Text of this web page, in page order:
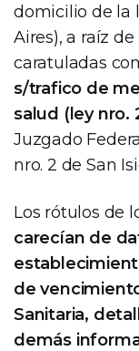
domicilio de la
Aires), a raíz
caratuladas
s/trafico de
salud (ley nro.
Juzgado
nro. 2 de San
Los rótulos de
carecían de
de
Sanitaria,
demás